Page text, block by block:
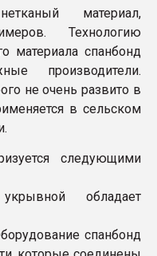
ПЕРЕЙТИ НА
материал,
Технологию
материала спанбонд
производители.
не очень развито в
в сельском
следующими
обладает
спанбонд